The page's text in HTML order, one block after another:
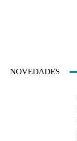
NOVEDADES